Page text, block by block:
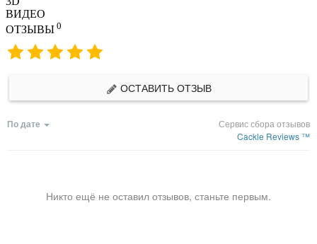
ВИДЕО
ОТЗЫВЫ 0
ОСТАВИТЬ ОТЗЫВ
По дате
Сервис сбора отзывов
Cackle Reviews ™
Никто ещё не оставил отзывов, станьте первым.